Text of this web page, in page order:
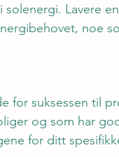
solenergi. Lavere
noe
for suksessen til
og som har
for ditt